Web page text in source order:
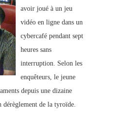
avoir joué à un jeu
vidéo en ligne dans un
cybercafé pendant sept
heures sans
interruption. Selon les
enquêteurs, le jeune
s depuis une dizaine
dérèglement de la tyroïde.